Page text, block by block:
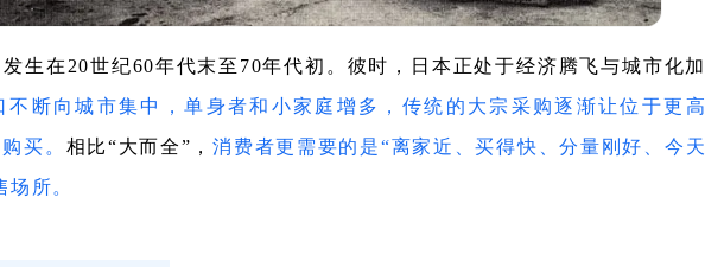
生在20世纪60年代末至70年代初。彼时，日本正处于经济腾飞与城市化加
不断向城市集中，单身者和小家庭增多，传统的大宗采购逐渐让位于更高
买。 相比“大而全”，消费者更需要的是“离家近、买得快、分量刚好、今天
所。